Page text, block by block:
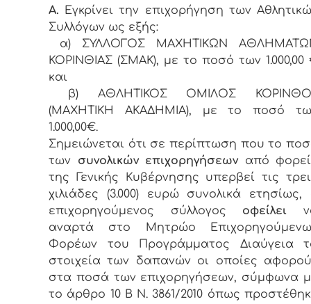
Α. Εγκρίνει την επιχορήγηση των
Συλλόγων ως εξής:
α) ΣΥΛΛΟΓΟΣ ΜΑΧΗΤΙΚΩΝ
ΚΟΡΙΝΘΙΑΣ (ΣΜΑΚ), με το ποσό των 1.000,00
και
β) ΑΘΛΗΤΙΚΟΣ ΟΜΙΛΟΣ
(ΜΑΧΗΤΙΚΗ ΑΚΑΔΗΜΙΑ), με το ποσό
1.000,00€.
Σημειώνεται ότι σε περίπτωση που το
των συνολικών επιχορηγήσεων από
της Γενικής Κυβέρνησης υπερβεί τις
χιλιάδες (3.000) ευρώ συνολικά ετησίως,
επιχορηγούμενος σύλλογος οφείλει
αναρτά στο Μητρώο
Φορέων του Προγράμματος Διαύγεια
στοιχεία των δαπανών οι οποίες
στα ποσά των επιχορηγήσεων, σύμφωνα
το άρθρο 10 Β Ν. 3861/2010 όπως